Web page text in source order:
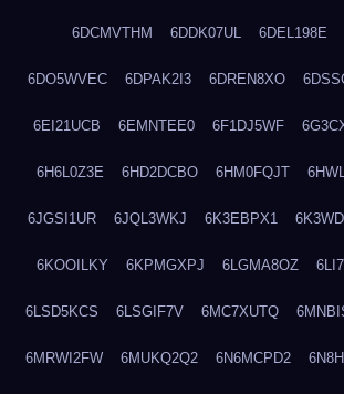
6DCMVTHM 6DDK07UL 6DEL198E
6DO5WVEC 6DPAK2I3 6DREN8XO
6EI21UCB 6EMNTEE0 6F1DJ5WF
6H6L0Z3E 6HD2DCBO 6HM0FQJT
6JGSI1UR 6JQL3WKJ 6K3EBPX1
6KOOILKY 6KPMGXPJ 6LGMA8OZ
6LSD5KCS 6LSGIF7V 6MC7XUTQ
6MRWI2FW 6MUKQ2Q2 6N6MCPD2